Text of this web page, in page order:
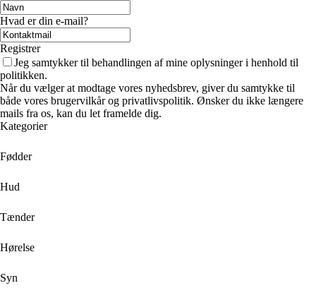
Hvad er din e-mail?
Registrer
Jeg samtykker til behandlingen af mine oplysninger i henhold til
politikken.
Når du vælger at modtage vores nyhedsbrev, giver du samtykke til
både vores brugervilkår og privatlivspolitik. Ønsker du ikke længere
mails fra os, kan du let framelde dig.
Kategorier
Fødder
Hud
Tænder
Hørelse
Syn